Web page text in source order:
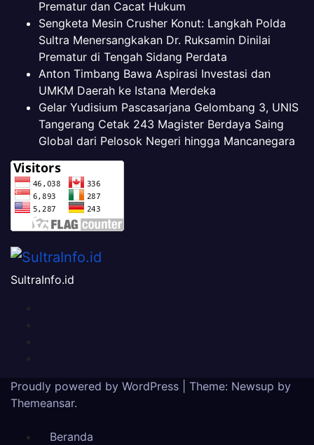
Prematur dan Cacat Hukum
Sengketa Mesin Crusher Konut: Langkah Polda
Sultra Menersangkakan Dr. Ruksamin Dinilai
Prematur di Tengah Sidang Perdata
Anton Timbang Bawa Aspirasi Investasi dan
UMKM Daerah ke Istana Merdeka
Gelar Yudisium Pascasarjana Gelombang 3, UNIS
Tangerang Cetak 243 Magister Berdaya Saing
Global dari Pelosok Negeri hingga Mancanegara
SultraInfo.id
Proudly powered by WordPress Theme: Newsup by
Themeansar.
Beranda